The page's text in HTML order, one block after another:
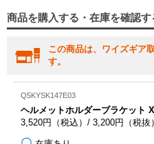
商品を購入する・在庫を確認す
この商品は、ワイズギア
す。
Q5KYSK147E03
ヘルメットホルダーブラケット
3,520円（税込）/ 3,200円（税抜）